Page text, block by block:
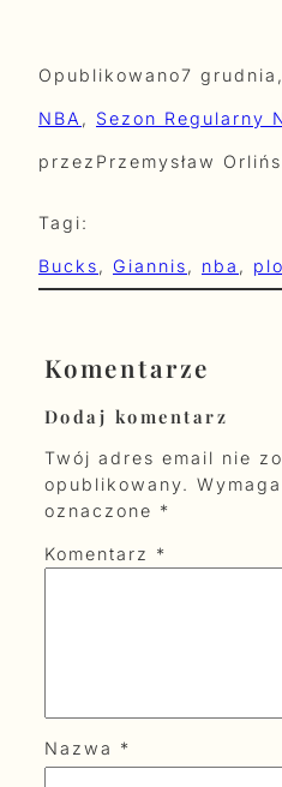
Opublikowano7
NBA , Sezon Regularny
przez Przemysław
Tagi:
Bucks, Giannis, nba ,
Komentarze
Dodaj komentarz
Twój adres email nie
opublikowany.
oznaczone *
Komentarz *
Nazwa *